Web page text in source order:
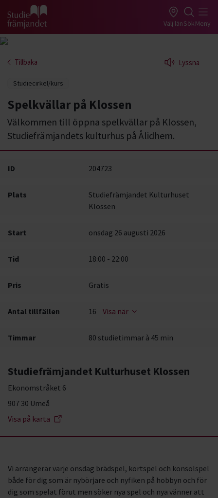
Gå till studiefrämjandets startsida Välj länSökMeny
Tillbaka Lyssna
Studiecirkel/kurs
Spelkvällar på Klossen
Välkommen till öppna spelkvällar på Klossen,
Studiefrämjandets kulturhus på Ålidhem.
ID 204723
Plats
Studiefrämjandet Kulturhuset
Klossen
Start onsdag 26 augusti 2026
Tid 18:00 - 22:00
Pris Gratis
Antal tillfällen 16 Visa när
Timmar 80 studietimmar à 45 min
Studiefrämjandet Kulturhuset Klossen
Ekonomstråket 6
907 30 Umeå
Visa på karta
Vi arrangerar varje onsdag brädspel, kortspel och konsolspel
både för dig som är nybörjare och nyfiken på hobbyn och för
dig som spelat förut men söker nya spel och nya vänner att